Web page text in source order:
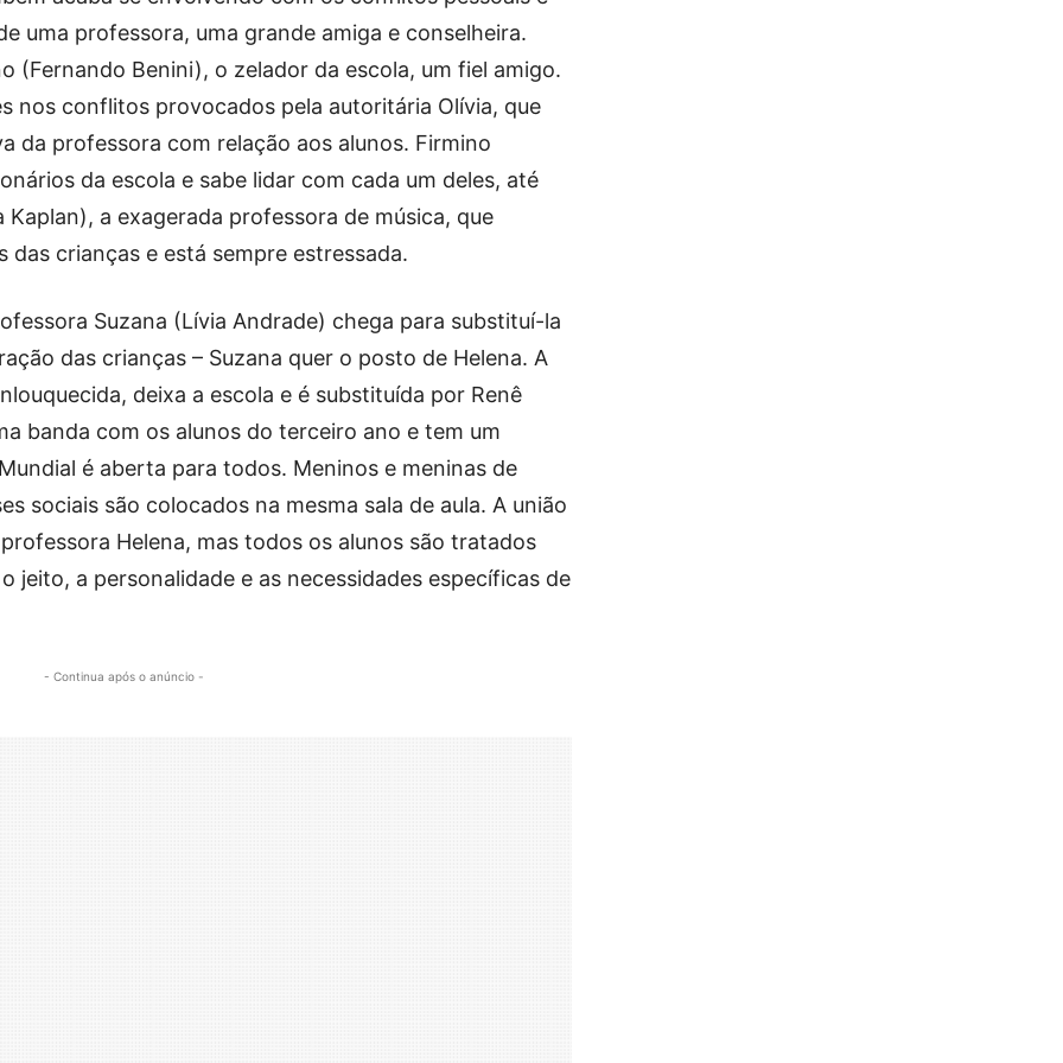
uma professora, uma grande amiga e conselheira.
(Fernando Benini), o zelador da escola, um fiel amigo.
nos conflitos provocados pela autoritária Olívia, que
da professora com relação aos alunos. Firmino
da escola e sabe lidar com cada um deles, até
a exagerada professora de música, que
crianças e está sempre estressada.
Suzana (Lívia Andrade) chega para substituí-la
das crianças – Suzana quer o posto de Helena. A
deixa a escola e é substituída por Renê
banda com os alunos do terceiro ano e tem um
é aberta para todos. Meninos e meninas de
sociais são colocados na mesma sala de aula. A união
Helena, mas todos os alunos são tratados
jeito, a personalidade e as necessidades específicas de
- Continua após o anúncio -